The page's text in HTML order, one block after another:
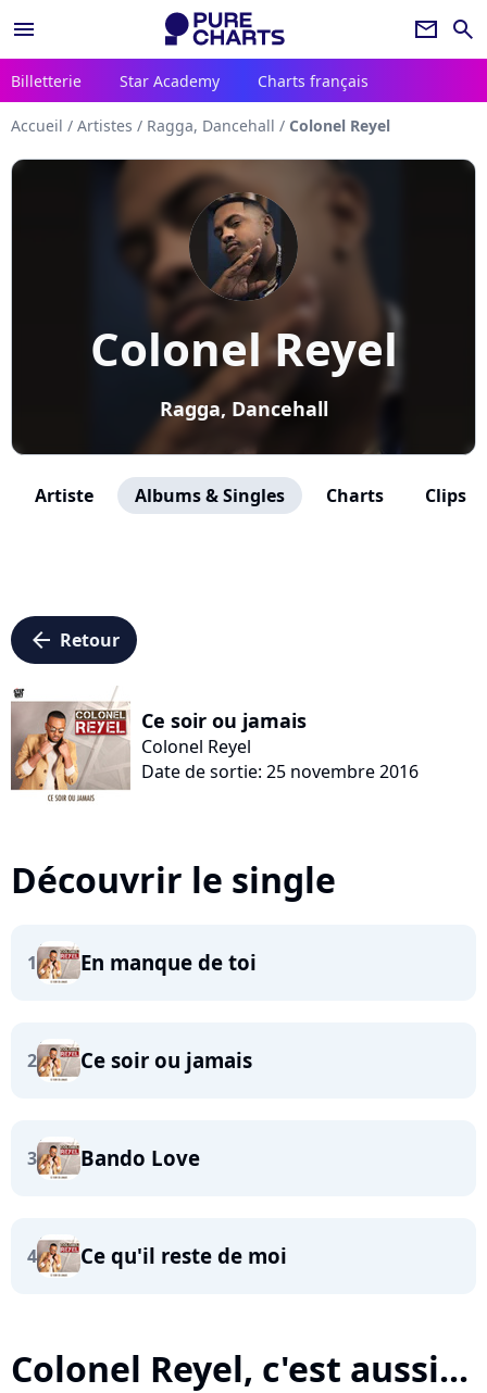
menu newsletter search
Billetterie Star Academy Charts français
Accueil / Artistes / Ragga, Dancehall / Colonel Reyel
Colonel Reyel
Ragga, Dancehall
Artiste Albums & Singles Charts Clips
arrow_left Retour
Ce soir ou jamais
Colonel Reyel
Date de sortie: 25 novembre 2016
Découvrir le single
1 En manque de toi
2 Ce soir ou jamais
3 Bando Love
4 Ce qu'il reste de moi
Colonel Reyel, c'est aussi...